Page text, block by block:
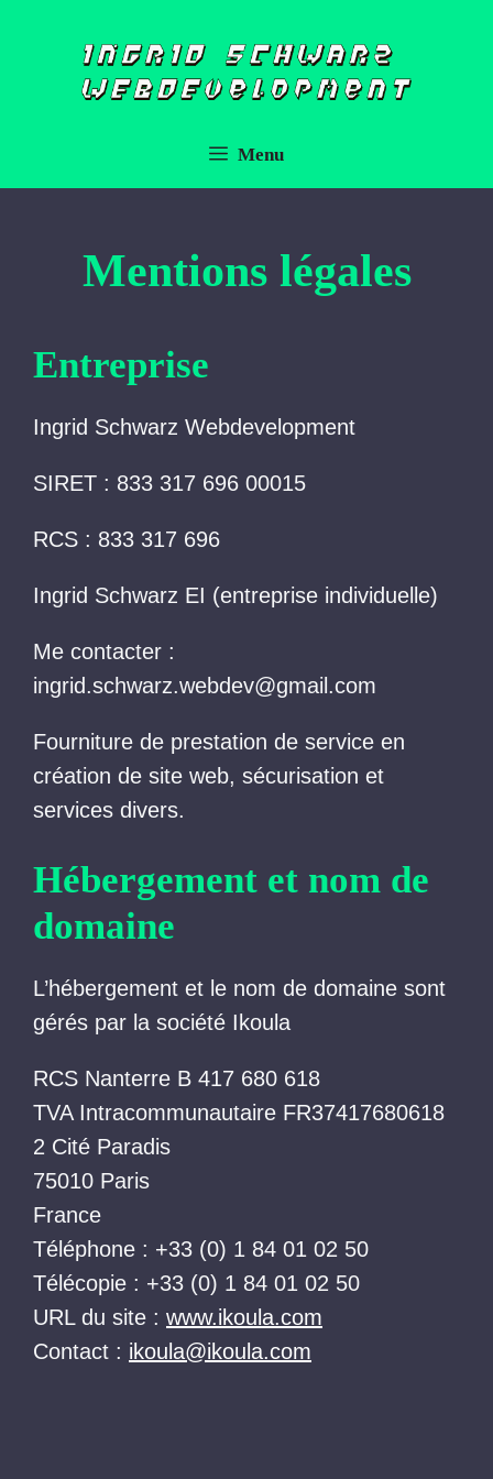
Menu
Mentions légales
Entreprise
Ingrid Schwarz Webdevelopment
SIRET : 833 317 696 00015
RCS : 833 317 696
Ingrid Schwarz EI (entreprise individuelle)
Me contacter :
ingrid.schwarz.webdev@gmail.com
Fourniture de prestation de service en
création de site web, sécurisation et
services divers.
Hébergement et nom de
domaine
L’hébergement et le nom de domaine sont
gérés par la société Ikoula
RCS Nanterre B 417 680 618
TVA Intracommunautaire FR37417680618
2 Cité Paradis
75010 Paris
France
Téléphone : +33 (0) 1 84 01 02 50
Télécopie : +33 (0) 1 84 01 02 50
URL du site : www.ikoula.com
Contact : ikoula@ikoula.com